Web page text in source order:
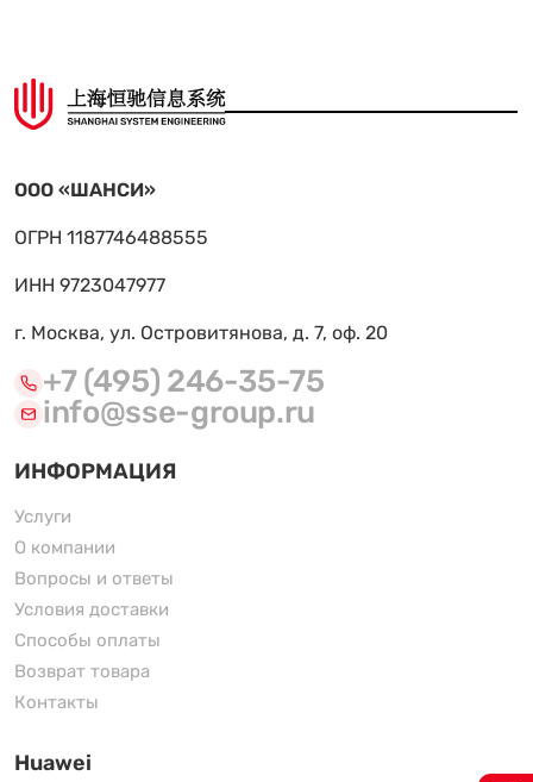
ООО «ШАНСИ»
ОГРН 1187746488555
ИНН 9723047977
г. Москва, ул. Островитянова, д. 7, оф. 20
+7 (495) 246-35-75
info@sse-group.ru
ИНФОРМАЦИЯ
Услуги
О компании
Вопросы и ответы
Условия доставки
Способы оплаты
Возврат товара
Контакты
Huawei